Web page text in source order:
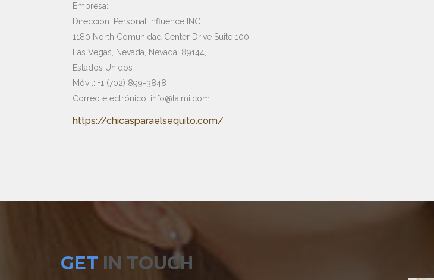
Empresa:
Dirección: Personal Influence INC.
1180 North Comunidad Center Drive Suite 100,
Las Vegas, Nevada, Nevada, 89144,
Estados Unidos
Móvil: +1 (702) 899-3848
Correo electrónico: info@taimi.com
https://chicasparaelsequito.com/
GET IN TOUCH